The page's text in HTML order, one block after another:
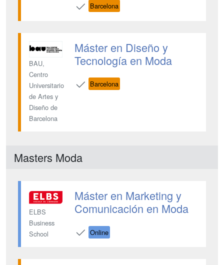
Barcelona
BAU,
Centro
Universitario
de Artes y
Diseño de
Barcelona
Máster en Diseño y
Tecnología en Moda
Barcelona
Masters Moda
ELBS
Business
School
Máster en Marketing y
Comunicación en Moda
Online